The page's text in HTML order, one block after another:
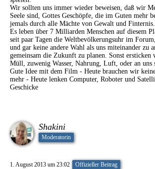
Wir sollten uns immer wieder beweisen, daß wir
Seele sind, Gottes Geschöpfe, die im Guten mehr
jemals durch alle Mächte von Gewalt und Finternis.
Es leben über 7 Milliarden Menschen auf diesem
seit paar Tagen die Weltbevölkerungsuhr im
und gar keine andere Wahl als uns miteinander zu
gemeinsam die Zukunft zu planen. Sonst ersticken
Müll, zuwenig Wasser, Nahrung, Luft, oder an uns
Gute Idee mit dem Film - Heute brauchen wir
mehr - Heute lenken Computer, Roboter und
Geschicke
Shakini
Moderatorin
1. August 2013 um 23:02 Offizieller Beitrag